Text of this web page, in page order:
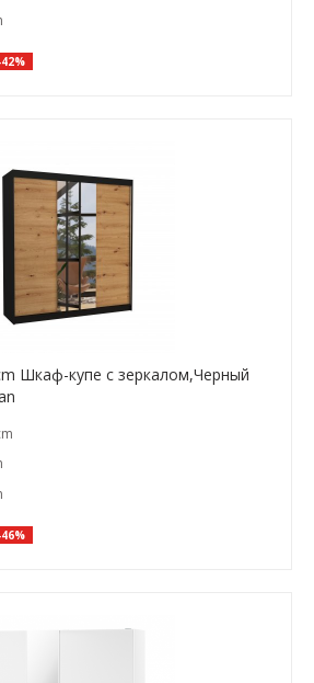
Шкаф-купе с зеркалом,Черный